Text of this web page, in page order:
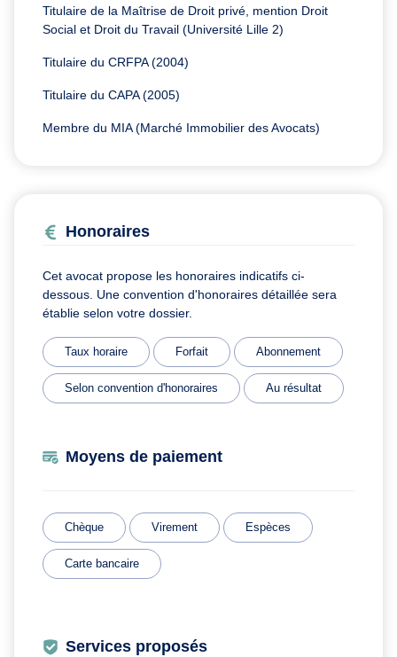
Titulaire de la Maîtrise de Droit privé, mention Droit
Social et Droit du Travail (Université Lille 2)
Titulaire du CRFPA (2004)
Titulaire du CAPA (2005)
Membre du MIA (Marché Immobilier des Avocats)
Honoraires
Cet avocat propose les honoraires indicatifs ci-
dessous. Une convention d'honoraires détaillée sera
établie selon votre dossier.
Taux horaire Forfait Abonnement
Selon convention d'honoraires Au résultat
Moyens de paiement
Chèque Virement Espèces
Carte bancaire
Services proposés